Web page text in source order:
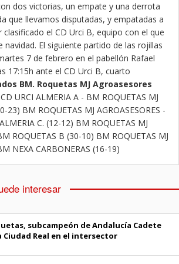
dos victorias, un empate y una derrota
que llevamos disputadas, y empatadas a
el CD Urci B, equipo con el que
El siguiente partido de las rojillas
7 de febrero en el pabellón Rafael
17:15h ante el CD Urci B, cuarto
BM. Roquetas MJ Agroasesores
URCI ALMERIA A - BM ROQUETAS MJ
23) BM ROQUETAS MJ AGROASESORES -
C. (12-12) BM ROQUETAS MJ
ROQUETAS B (30-10) BM ROQUETAS MJ
NEXA CARBONERAS (16-19)
interesar
subcampeón de Andalucía Cadete
Ciudad Real en el intersector